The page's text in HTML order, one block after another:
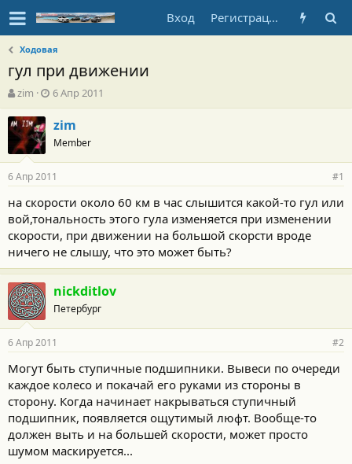
Вход Регистрация
Ходовая
гул при движении
А
в
т
о
р
т
е
м
ы
zim
Д
а
т
а
н
а
ч
а
л
а
6 Апр 2011
zim
Member
6 Апр 2011 #1
на скорости около 60 км в час слышится какой-то гул или
вой,тональность этого гула изменяется при изменении
скорости, при движении на большой скорсти вроде
ничего не слышу, что это может быть?
nickditlov
Петербург
6 Апр 2011 #2
Могут быть ступичные подшипники. Вывеси по очереди
каждое колесо и покачай его руками из стороны в
сторону. Когда начинает накрываться ступичный
подшипник, появляется ощутимый люфт. Вообще-то
должен выть и на большей скорости, может просто
шумом маскируется...